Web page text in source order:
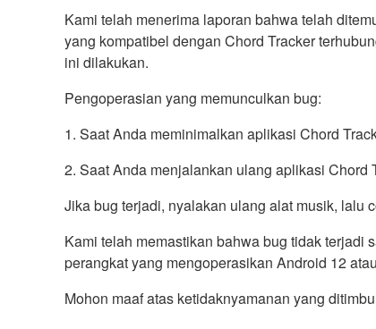
Kami telah menerima laporan bahwa telah
yang kompatibel dengan Chord Tracker
ini dilakukan.
Pengoperasian yang memunculkan bug:
1. Saat Anda meminimalkan aplikasi Chord
2. Saat Anda menjalankan ulang aplikasi Chord
Jika bug terjadi, nyalakan ulang alat musik, lalu
Kami telah memastikan bahwa bug tidak terjadi
perangkat yang mengoperasikan Android 12
Mohon maaf atas ketidaknyamanan yang